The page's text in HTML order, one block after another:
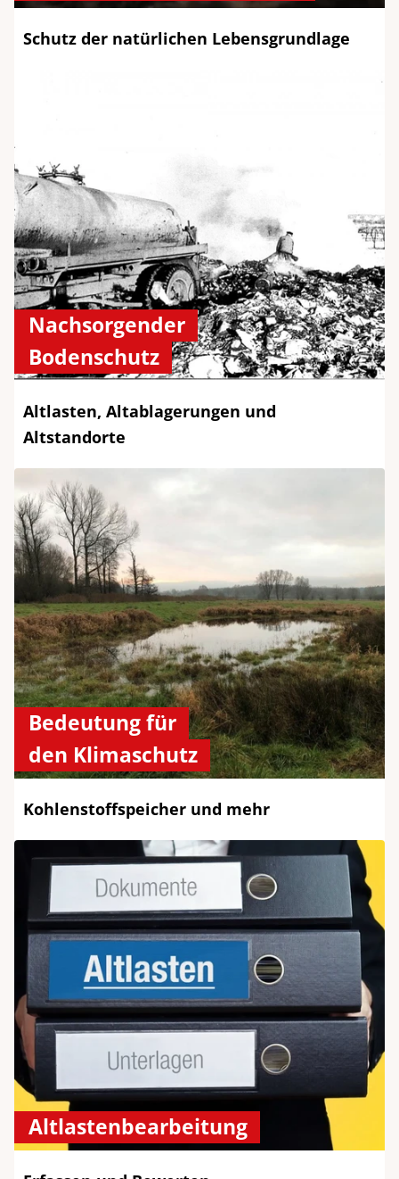
Schutz der natürlichen Lebensgrundlage
Nachsorgender
Bodenschutz
Altlasten, Altablagerungen und
Altstandorte
Bedeutung für
den Klimaschutz
Kohlenstoffspeicher und mehr
Altlastenbearbeitung